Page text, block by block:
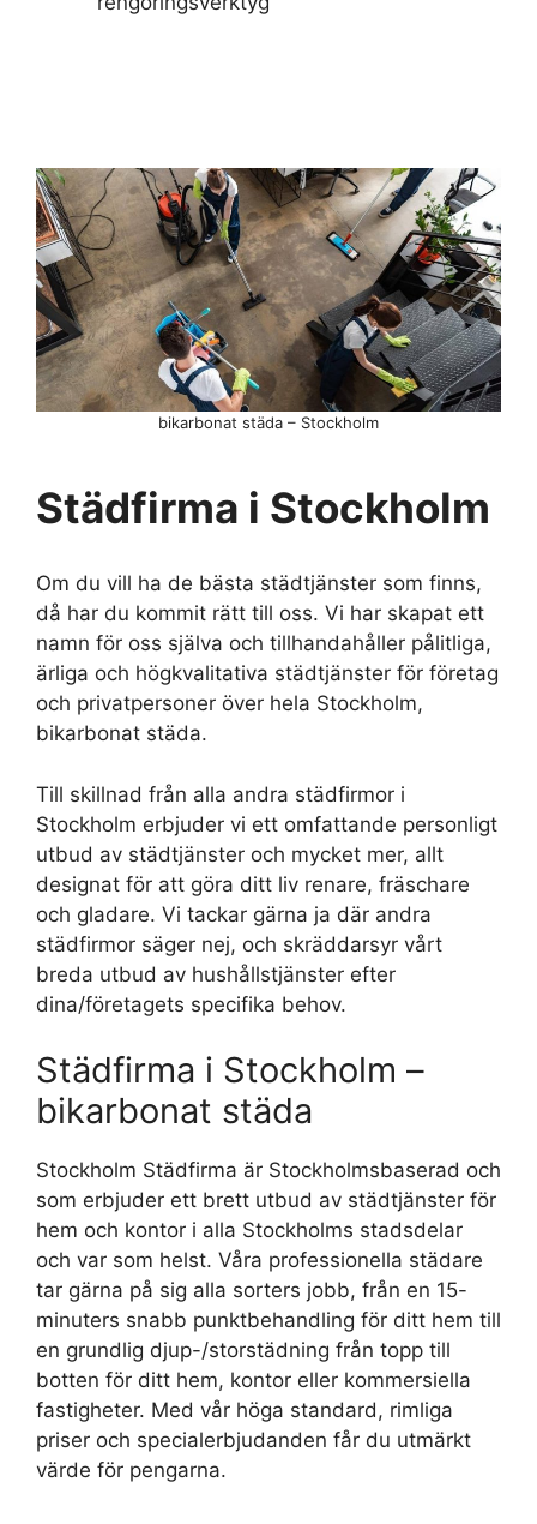
Städfirma i Stockholm
Om du vill ha de bästa städtjänster som finns,
då har du kommit rätt till oss. Vi har skapat ett
namn för oss själva och tillhandahåller pålitliga,
ärliga och högkvalitativa städtjänster för företag
och privatpersoner över hela Stockholm,
bikarbonat städa.
Till skillnad från alla andra städfirmor i
Stockholm erbjuder vi ett omfattande personligt
utbud av städtjänster och mycket mer, allt
designat för att göra ditt liv renare, fräschare
och gladare. Vi tackar gärna ja där andra
städfirmor säger nej, och skräddarsyr vårt
breda utbud av hushållstjänster efter
dina/företagets specifika behov.
Städfirma i Stockholm –
bikarbonat städa
Stockholm Städfirma är Stockholmsbaserad och
som erbjuder ett brett utbud av städtjänster för
hem och kontor i alla Stockholms stadsdelar
och var som helst. Våra professionella städare
tar gärna på sig alla sorters jobb, från en 15-
minuters snabb punktbehandling för ditt hem till
en grundlig djup-/storstädning från topp till
botten för ditt hem, kontor eller kommersiella
fastigheter. Med vår höga standard, rimliga
priser och specialerbjudanden får du utmärkt
värde för pengarna.
bikarbonat städa – Stockholm